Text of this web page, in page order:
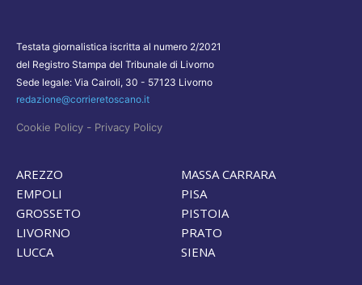
Testata giornalistica iscritta al numero 2/2021
del Registro Stampa del Tribunale di Livorno
Sede legale: Via Cairoli, 30 - 57123 Livorno
redazione@corrieretoscano.it
Cookie Policy - Privacy Policy
AREZZO
EMPOLI
GROSSETO
LIVORNO
LUCCA
MASSA CARRARA
PISA
PISTOIA
PRATO
SIENA